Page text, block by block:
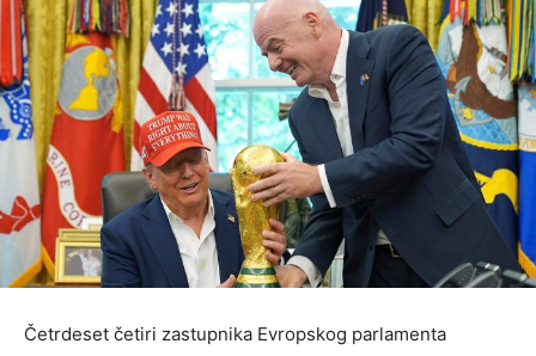
Četrdeset četiri zastupnika Evropskog parlamenta